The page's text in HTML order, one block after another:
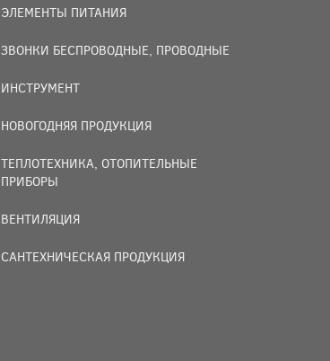
ЭЛЕМЕНТЫ ПИТАНИЯ
ЗВОНКИ БЕСПРОВОДНЫЕ, ПРОВОДНЫЕ
ИНСТРУМЕНТ
НОВОГОДНЯЯ ПРОДУКЦИЯ
ТЕПЛОТЕХНИКА, ОТОПИТЕЛЬНЫЕ
ПРИБОРЫ
ВЕНТИЛЯЦИЯ
САНТЕХНИЧЕСКАЯ ПРОДУКЦИЯ